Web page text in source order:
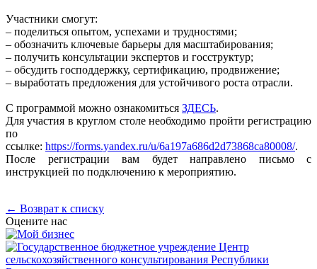
Участники смогут:
– поделиться опытом, успехами и трудностями;
– обозначить ключевые барьеры для масштабирования;
– получить консультации экспертов и госструктур;
– обсудить господдержку, сертификацию, продвижение;
– выработать предложения для устойчивого роста отрасли.
С программой можно ознакомиться ЗДЕСЬ.
Для участия в круглом столе необходимо пройти регистрацию
по
ссылке: https://forms.yandex.ru/u/6a197a686d2d73868ca80008/.
После регистрации вам будет направлено письмо с
инструкцией по подключению к мероприятию.
← Возврат к списку
Оцените нас